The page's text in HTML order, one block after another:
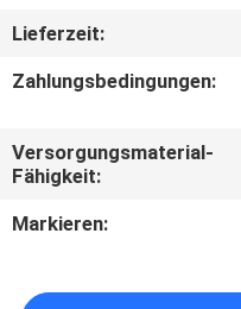
NACHRICHTEN
SIE EIN
ZITAT
Lieferzeit:
Zahlungsbedingungen:
Versorgungsmaterial-
Fähigkeit:
Markieren: